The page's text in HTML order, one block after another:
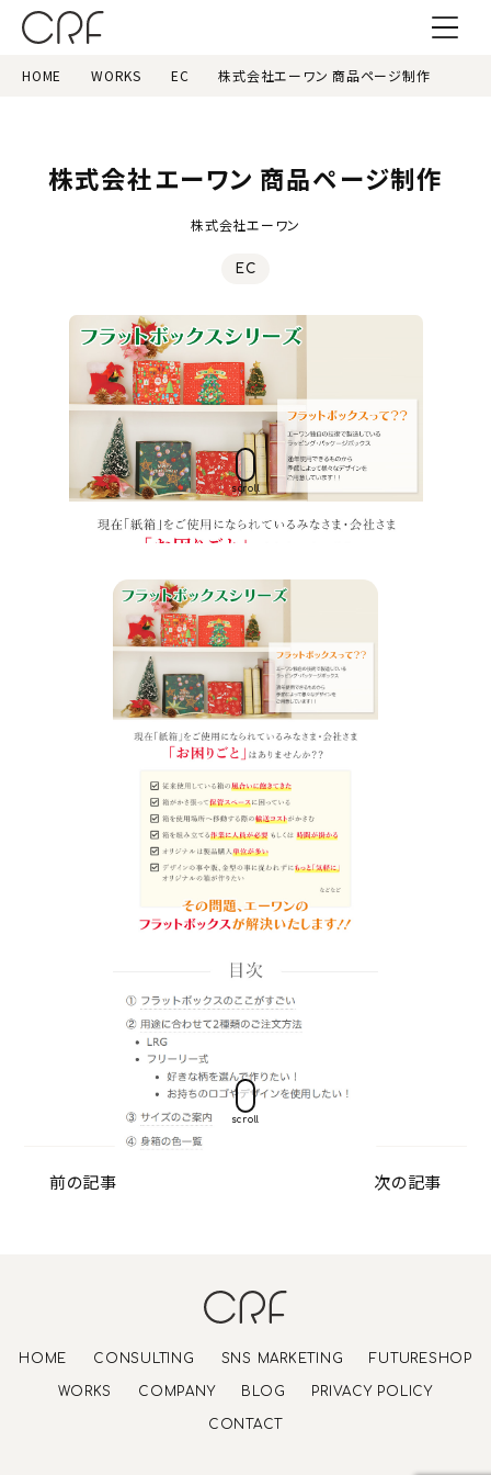
HOME WORKS EC 株式会社エーワン 商品ページ制作
株式会社エーワン 商品ページ制作
株式会社エーワン
EC
scroll
scroll
前の記事 次の記事
HOME CONSULTING SNS MARKETING FUTURESHOP
WORKS COMPANY BLOG PRIVACY POLICY
CONTACT